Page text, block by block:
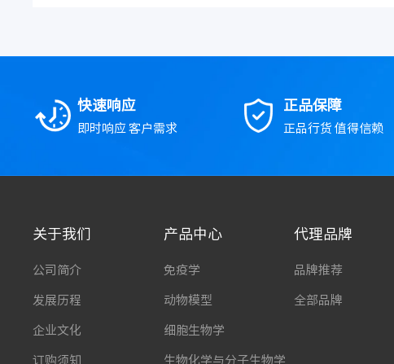
快速响应
即时响应 客户需求
正品保障
正品行货 值得信赖
关于我们
公司简介
发展历程
企业文化
订购须知
产品中心
免疫学
动物模型
细胞生物学
生物化学与分子生物学
代理品牌
品牌推荐
全部品牌